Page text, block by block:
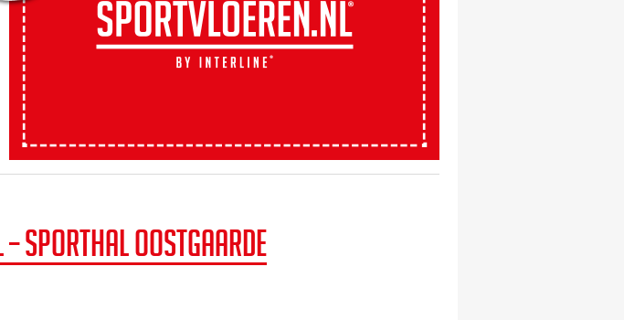
– Sporthal Oostgaarde